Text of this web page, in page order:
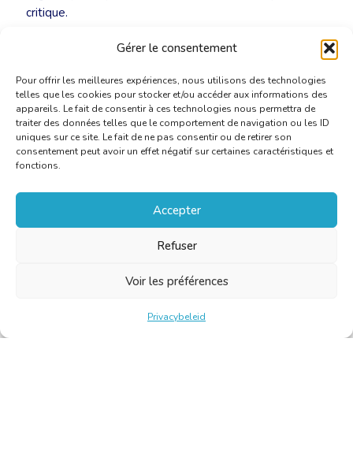
Gérer le consentement
Pour offrir les meilleures expériences, nous utilisons des technologies
telles que les cookies pour stocker et/ou accéder aux informations des
appareils. Le fait de consentir à ces technologies nous permettra de
traiter des données telles que le comportement de navigation ou les ID
uniques sur ce site. Le fait de ne pas consentir ou de retirer son
consentement peut avoir un effet négatif sur certaines caractéristiques et
fonctions.
Accepter
Refuser
Voir les préférences
Privacybeleid
critique.
Lire l’article sur le site du Soir